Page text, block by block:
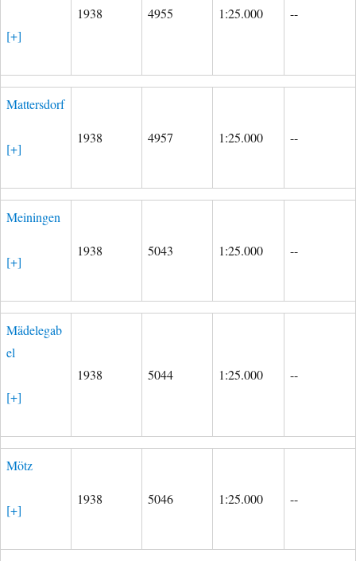
[+]
1938 4955 1:25.000 --
Mattersdorf
[+]
1938 4957 1:25.000 --
Meiningen
[+]
1938 5043 1:25.000 --
Mädelegab
el
[+]
1938 5044 1:25.000 --
Mötz
[+]
1938 5046 1:25.000 --